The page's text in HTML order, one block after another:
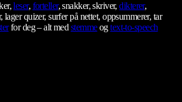
leser, forteller, snakker, skriver,dikterer,
lager quizer, surfer på nettet, oppsummerer, tar
for deg – alt medstemmeogtext-to-speech